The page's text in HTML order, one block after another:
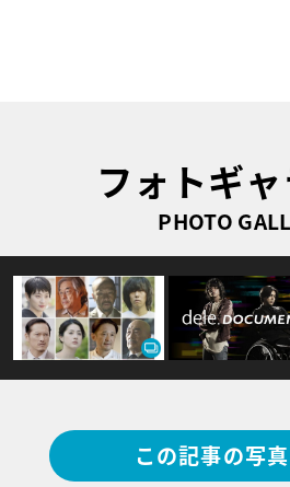
フォトギ
PHOTO
この記事の写